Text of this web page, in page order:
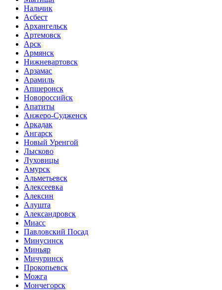
Нальчик
Асбест
Архангельск
Артемовск
Арск
Армянск
Нижневартовск
Арзамас
Арамиль
Апшеронск
Новороссийск
Апатиты
Анжеро-Судженск
Аркадак
Ангарск
Новый Уренгой
Лысково
Луховицы
Амурск
Альметьевск
Алексеевка
Алексин
Алушта
Александровск
Миасс
Павловский Посад
Минусинск
Миньяр
Мичуринск
Прокопьевск
Можга
Мончегорск